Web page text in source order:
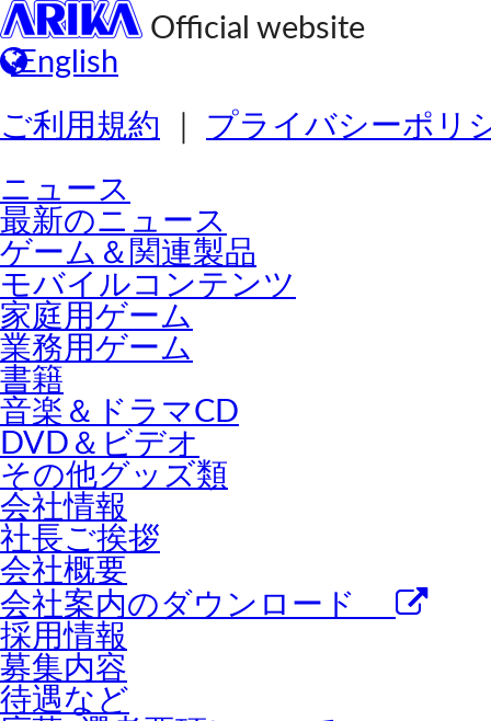
Official website
English
ご利用規約
プライバシーポリ
ニュース
最新のニュース
ゲーム＆関連製品
モバイルコンテンツ
家庭用ゲーム
業務用ゲーム
書籍
音楽＆ドラマCD
DVD＆ビデオ
その他グッズ類
会社情報
社長ご挨拶
会社概要
会社案内のダウンロード
採用情報
募集内容
待遇など